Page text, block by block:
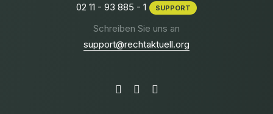
02 11 - 93 885 - 1
SUPPORT
Schreiben Sie uns an
support@rechtaktuell.org